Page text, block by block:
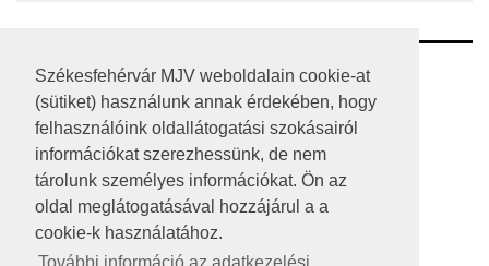
Székesfehérvár MJV weboldalain cookie-at
(sütiket) használunk annak érdekében, hogy
felhasználóink oldallátogatási szokásairól
információkat szerezhessünk, de nem
tárolunk személyes információkat. Ön az
oldal meglátogatásával hozzájárul a a
cookie-k használatához.
RSS
A HONLAP 2017.03.31-I ÁLLAPOTA
JOGI NYILATKOZAT
IMPRESSZUM